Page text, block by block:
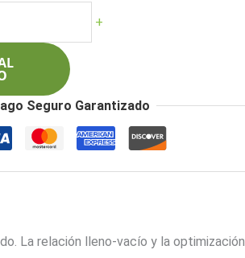
$1.233.900.
+
Seguro Garantizado
La relación lleno-vacío y la optimización